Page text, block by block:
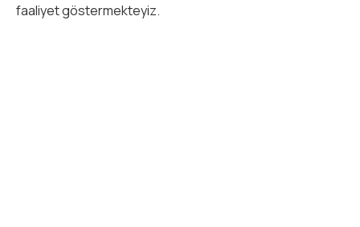
faaliyet göstermekteyiz.